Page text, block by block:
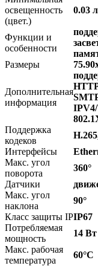
освещенность
(цвет.)
0.03
Функции и
особенности
Размеры
Дополнительная
информация
Поддержка
кодеков
Интерфейсы
Макс. угол
поворота
360°
Датчики
Макс. угол
наклона
90°
Класс защиты IPIP67
Потребляемая
мощность
14 Вт
Макс. рабочая
температура
60°C